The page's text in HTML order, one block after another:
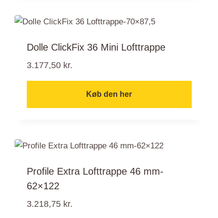
Dolle ClickFix 36 Mini Lofttrappe
3.177,50 kr.
Køb den her
Profile Extra Lofttrappe 46 mm-
62×122
3.218,75 kr.